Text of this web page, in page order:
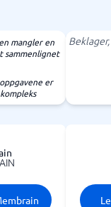
mangler en
sammenlignet
er